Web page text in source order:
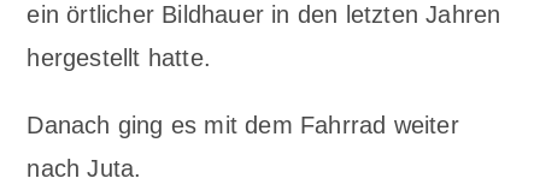
ein örtlicher Bildhauer in den letzten Jahren
hergestellt hatte.
Danach ging es mit dem Fahrrad weiter
nach Juta.